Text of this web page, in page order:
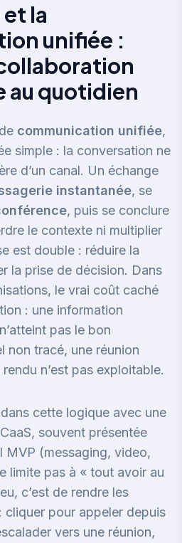
la
unifiée :
au quotidien
communication unifiée,
simple : la conversation ne
d’un canal. Un échange
instantanée, se
, puis se conclure
le contexte ni multiplier
est double : réduire la
la prise de décision. Dans
le vrai coût caché
: une information
pas le bon
non tracé, une réunion
n’est pas exploitable.
dans cette logique avec une
souvent présentée
MVP (messaging, video,
limite pas à « tout avoir au
c’est de rendre les
cliquer pour appeler depuis
vers une réunion,